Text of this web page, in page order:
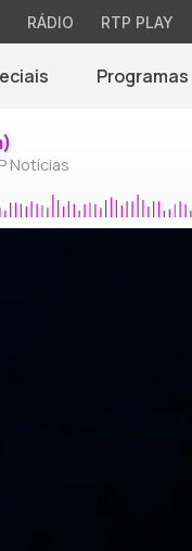
RÁDIO RTP PLAY
Programas
Notícias